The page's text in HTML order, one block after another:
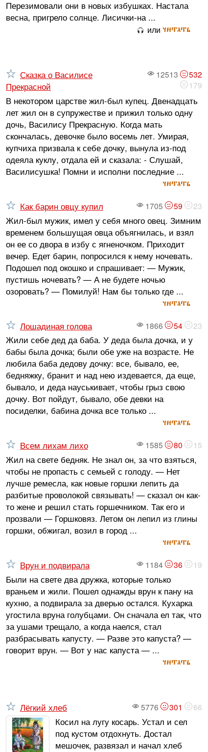
Перезимовали они в новых избушках. Настала
весна, пригрело солнце. Лисички-на ...
или читать
12513
532
179
Сказка о Василисе
Прекрасной
В некотором царстве жил-был купец. Двенадцать
лет жил он в супружестве и прижил только одну
дочь, Василису Прекрасную. Когда мать
скончалась, девочке было восемь лет. Умирая,
купчиха призвала к себе дочку, вынула из-под
одеяла куклу, отдала ей и сказала: - Слушай,
Василисушка! Помни и исполни последние ...
читать
1705 59 23
Как барин овцу купил
Жил-был мужик, имел у себя много овец. Зимним
временем большущая овца объягнилась, и взял
он ее со двора в избу с ягненочком. Приходит
вечер. Едет барин, попросился к нему ночевать.
Подошел под окошко и спрашивает: — Мужик,
пустишь ночевать? — А не будете ночью
озоровать? — Помилуй! Нам бы только где ...
читать
1866 54 23
Лошадиная голова
Жили себе дед да баба. У деда была дочка, и у
бабы была дочка; были обе уже на возрасте. Не
любила баба дедову дочку: все, бывало, ее,
бедняжку, бранит и над нею издевается, да еще,
бывало, и деда науськивает, чтобы грыз свою
дочку. Вот пойдут, бывало, обе девки на
посиделки, бабина дочка все только ...
читать
1585 80 15
Всем лихам лихо
Жил на свете бедняк. Не знал он, за что взяться,
чтобы не пропасть с семьей с голоду. — Нет
лучше ремесла, как новые горшки лепить да
разбитые проволокой связывать! — сказал он как-
то жене и решил стать горшечником. Так его и
прозвали — Горшковяз. Летом он лепил из глины
горшки, обжигал, возил в город ...
читать
1184 36 19
Врун и подвирала
Были на свете два дружка, которые только
враньем и жили. Пошел однажды врун к пану на
кухню, а подвирала за дверью остался. Кухарка
угостила вруна голубцами. Он сначала ел так, что
за ушами трещало, а когда наелся, стал
разбрасывать капусту. — Разве это капуста? —
говорит врун. — Вот у нас капуста — ...
читать
5776 301 66
Лёгкий хлеб
Косил на лугу косарь. Устал и сел
под кустом отдохнуть. Достал
мешочек, развязал и начал хлеб